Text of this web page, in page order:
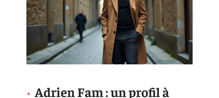
Adrien Fam : un profil à